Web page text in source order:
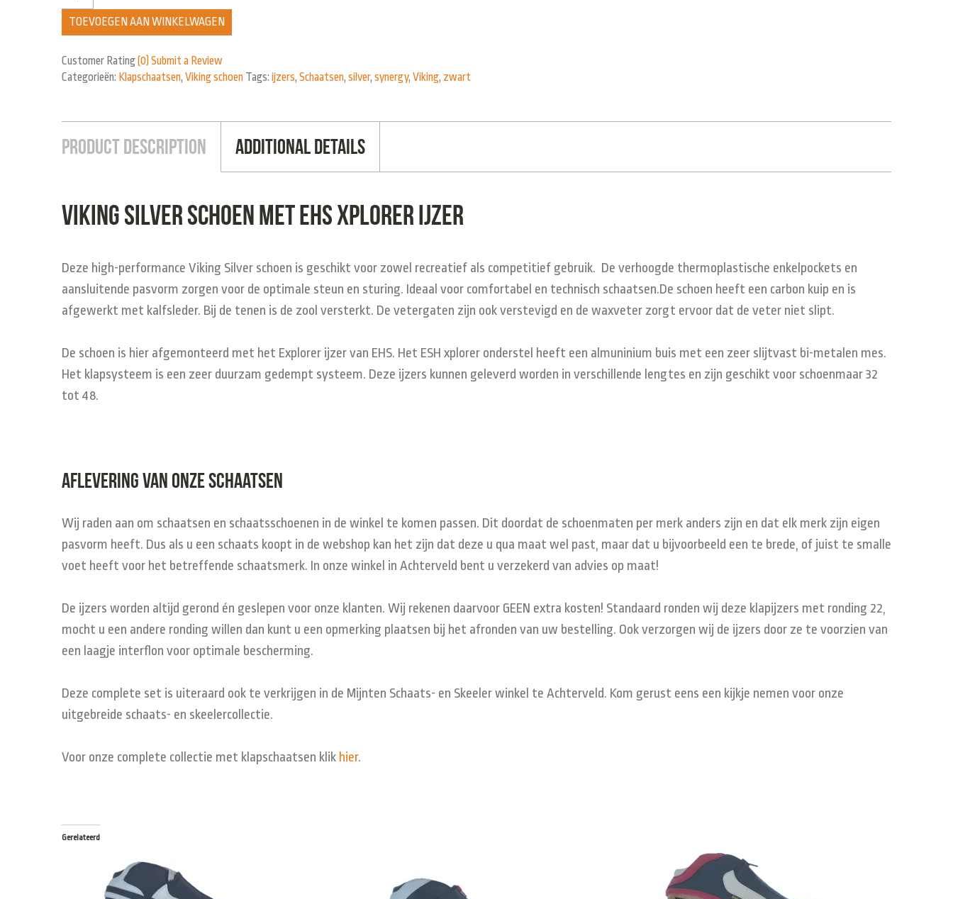
TOEVOEGEN AAN WINKELWAGEN
Customer Rating (0) Submit a Review
Categorieën: Klapschaatsen, Viking schoen Tags: ijzers, Schaatsen, silver, synergy, Viking, zwart
Product Description Additional Details
Viking silver schoen met EHS xplorer ijzer
Deze high-performance Viking Silver schoen is geschikt voor zowel recreatief als competitief gebruik. De verhoogde thermoplastische enkelpockets en
aansluitende pasvorm zorgen voor de optimale steun en sturing. Ideaal voor comfortabel en technisch schaatsen.De schoen heeft een carbon kuip en is
afgewerkt met kalfsleder. Bij de tenen is de zool versterkt. De vetergaten zijn ook verstevigd en de waxveter zorgt ervoor dat de veter niet slipt.
De schoen is hier afgemonteerd met het Explorer ijzer van EHS. Het ESH xplorer onderstel heeft een almuninium buis met een zeer slijtvast bi-metalen mes.
Het klapsysteem is een zeer duurzam gedempt systeem. Deze ijzers kunnen geleverd worden in verschillende lengtes en zijn geschikt voor schoenmaar 32
tot 48.
Aflevering van onze schaatsen
Wij raden aan om schaatsen en schaatsschoenen in de winkel te komen passen. Dit doordat de schoenmaten per merk anders zijn en dat elk merk zijn eigen
pasvorm heeft. Dus als u een schaats koopt in de webshop kan het zijn dat deze u qua maat wel past, maar dat u bijvoorbeeld een te brede, of juist te smalle
voet heeft voor het betreffende schaatsmerk. In onze winkel in Achterveld bent u verzekerd van advies op maat!
De ijzers worden altijd gerond én geslepen voor onze klanten. Wij rekenen daarvoor GEEN extra kosten! Standaard ronden wij deze klapijzers met ronding 22,
mocht u een andere ronding willen dan kunt u een opmerking plaatsen bij het afronden van uw bestelling. Ook verzorgen wij de ijzers door ze te voorzien van
een laagje interflon voor optimale bescherming.
Deze complete set is uiteraard ook te verkrijgen in de Mijnten Schaats- en Skeeler winkel te Achterveld. Kom gerust eens een kijkje nemen voor onze
uitgebreide schaats- en skeelercollectie.
Voor onze complete collectie met klapschaatsen klik hier.
Gerelateerd